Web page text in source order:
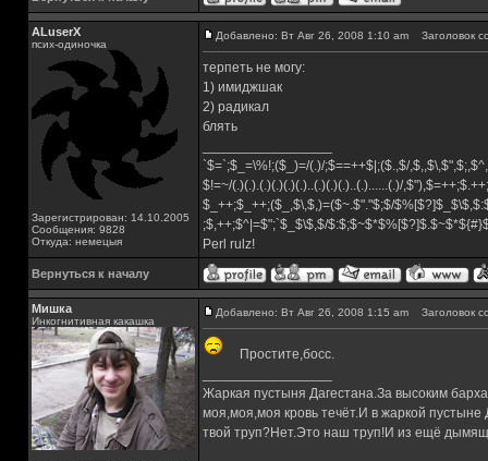
ALuserX
псих-одиночка
Зарегистрирован: 14.10.2005
Сообщения: 9828
Откуда: немецыя
Добавлено: Вт Авг 26, 2008 1:10 am Заголовок
терпеть не могу:
1) имиджшак
2) радикал
блять
`$=`;$_=\%!;($_)=/(.)/;$==++$|;($.,$/
$!=~/(.)(.).(.)(.)(.)(.)..(.)(.)(.)..(.)......(.)/
$_++;$_++;($_,$\,$,)=($~.$"."$;$/
;$,++;$^|=$";`$_$\$,$/
Perl rulz!
Вернуться к началу
Мишка
Инкогнитивная какашка
Добавлено: Вт Авг 26, 2008 1:15 am Заголовок
Простите,босс.
Жаркая пустыня Дагестана.За высоким
моя,моя,моя кровь течёт.И в жаркой
твой труп?Нет.Это наш труп!И из ещё